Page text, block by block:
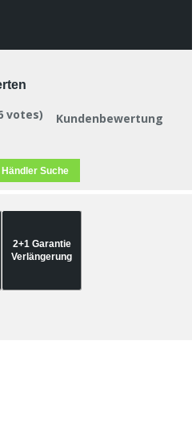
votes) Kundenbewertung
Suche
2+1 Garantie
Verlängerung